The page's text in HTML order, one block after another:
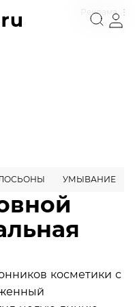
Реклама
УМЫВАНИЕ
косметики с